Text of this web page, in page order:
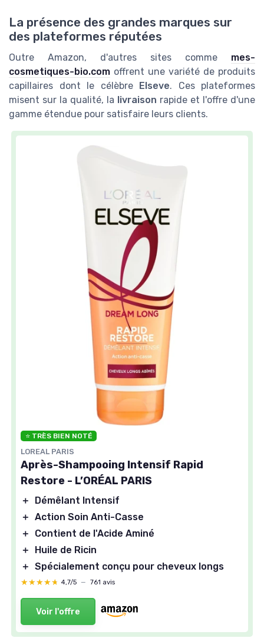
La présence des grandes marques sur
des plateformes réputées
Outre Amazon, d'autres sites comme mes-
cosmetiques-bio.com offrent une variété de produits
capillaires dont le célèbre
Elseve. Ces plateformes
misent sur la qualité, la livraison rapide et l'offre d'une
gamme étendue pour satisfaire leurs clients.
⭐ TRÈS BIEN NOTÉ
LOREAL PARIS
Après-Shampooing Intensif Rapid
Restore - L’ORÉAL PARIS
＋
Démêlant Intensif
＋ Action Soin Anti-Casse
＋
Contient de l'Acide Aminé
＋
Huile de Ricin
＋ Spécialement conçu pour cheveux longs
★★★★★
★★★★★ 4,7/5 — 761 avis
Voir l'offre